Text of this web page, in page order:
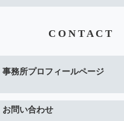
C O N T A C T
事務所プロフィールページ
お問い合わせ